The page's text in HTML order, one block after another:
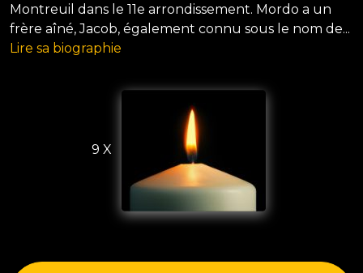
Montreuil dans le 11e arrondissement. Mordo a un
frère aîné, Jacob, également connu sous le nom de...
Lire sa biographie
9 X